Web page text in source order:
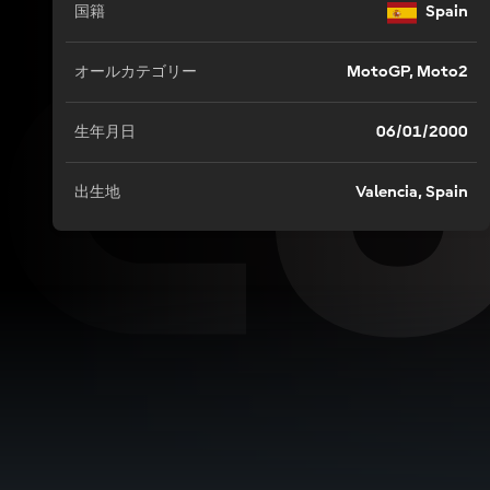
国籍 Spain
オールカテゴリー MotoGP, Moto2
生年月日 06/01/2000
出生地 Valencia, Spain